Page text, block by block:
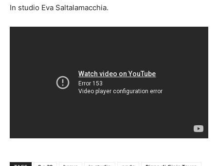
In studio Eva Saltalamacchia.